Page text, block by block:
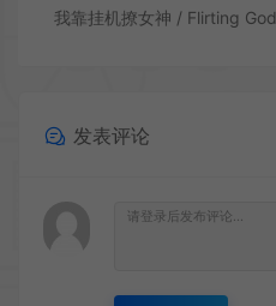
发表评论